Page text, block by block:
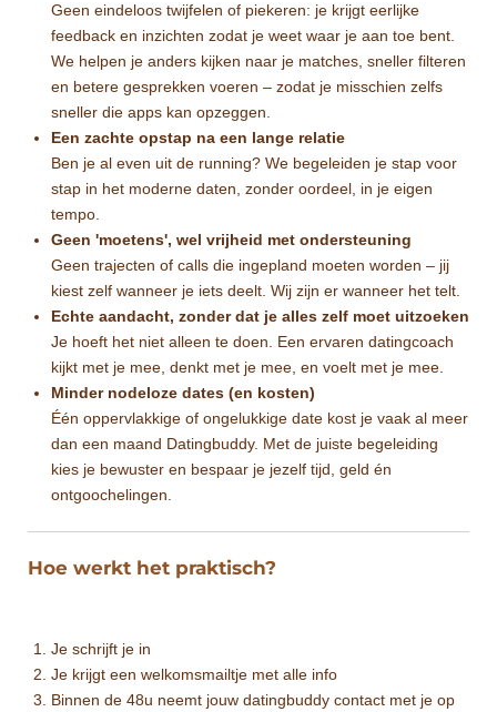
Geen eindeloos twijfelen of piekeren: je krijgt eerlijke
feedback en inzichten zodat je weet waar je aan toe bent.
We helpen je anders kijken naar je matches, sneller filteren
en betere gesprekken voeren – zodat je misschien zelfs
sneller die apps kan opzeggen.
Een zachte opstap na een lange relatie
Ben je al even uit de running? We begeleiden je stap voor
stap in het moderne daten, zonder oordeel, in je eigen
tempo.
Geen 'moetens', wel vrijheid met ondersteuning
Geen trajecten of calls die ingepland moeten worden – jij
kiest zelf wanneer je iets deelt. Wij zijn er wanneer het telt.
Echte aandacht, zonder dat je alles zelf moet uitzoeken
Je hoeft het niet alleen te doen. Een ervaren datingcoach
kijkt met je mee, denkt met je mee, en voelt met je mee.
Minder nodeloze dates (en kosten)
Één oppervlakkige of ongelukkige date kost je vaak al meer
dan een maand Datingbuddy. Met de juiste begeleiding
kies je bewuster en bespaar je jezelf tijd, geld én
ontgoochelingen.
Hoe werkt het praktisch?
Je schrijft je in
Je krijgt een welkomsmailtje met alle info
Binnen de 48u neemt jouw datingbuddy contact met je op